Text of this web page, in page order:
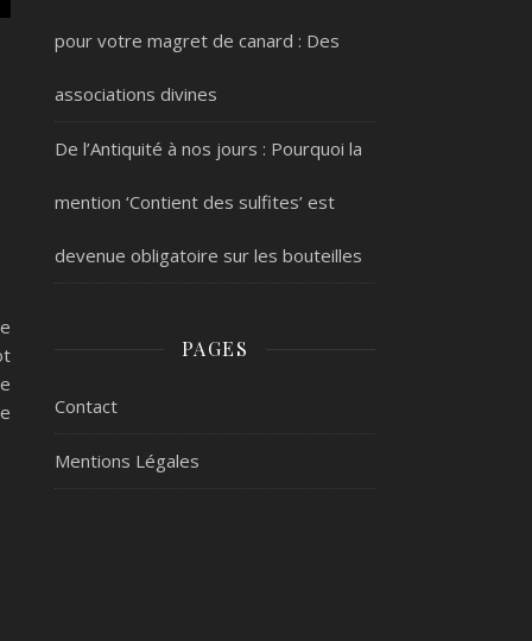
pour votre magret de canard : Des
associations divines
De l’Antiquité à nos jours : Pourquoi la
mention ‘Contient des sulfites’ est
devenue obligatoire sur les bouteilles
PAGES
Contact
Mentions Légales